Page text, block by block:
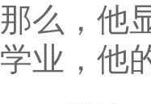
那么，他
学业，他